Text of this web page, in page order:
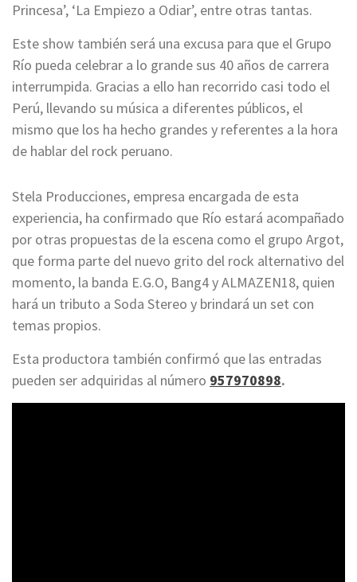
Princesa’, ‘La Empiezo a Odiar’, entre otras tantas.
Este show también será una excusa para que el Grupo
Río pueda celebrar a lo grande sus 40 años de carrera
interrumpida. Gracias a ello han recorrido casi todo el
Perú, llevando su música a diferentes públicos, el
mismo que los ha hecho grandes y referentes a la hora
de hablar del rock peruano.
Stela Producciones, empresa encargada de esta
experiencia, ha confirmado que Río estará acompañado
por otras propuestas de la escena como el grupo Argot,
que forma parte del nuevo grito del rock alternativo del
momento, la banda E.G.O, Bang4 y ALMAZEN18, quien
hará un tributo a Soda Stereo y brindará un set con
temas propios.
Esta productora también confirmó que las entradas
pueden ser adquiridas al número 957970898.